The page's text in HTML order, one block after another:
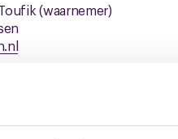
(waarnemer)